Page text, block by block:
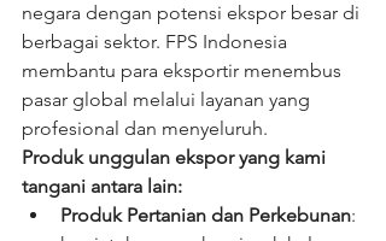
negara dengan potensi ekspor besar di
berbagai sektor. FPS Indonesia
membantu para eksportir menembus
pasar global melalui layanan yang
profesional dan menyeluruh.
Produk unggulan ekspor yang kami
tangani antara lain:
Produk Pertanian dan Perkebunan: